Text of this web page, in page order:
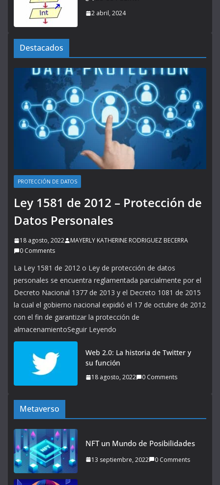
2 abril, 2024
Destacados
PROTECCIÓN DE DATOS
Ley 1581 de 2012 – Protección de
Datos Personales
18 agosto, 2022
MAYERLY KATHERINE RODRIGUEZ BECERRA
0 Comments
La Ley 1581 de 2012 o Ley de protección de datos
personales se encuentra reglamentada parcialmente por el
Decreto Nacional 1377 de 2013 y el Decreto 1081 de 2015
la cual el gobierno nacional expidió el 17 de octubre de 2012
con el fin de garantizar la protección de
almacenamientoSeguir Leyendo
Web 2.0: La historia de Twitter y
su función
18 agosto, 2022 0 Comments
Metaverso
NFT un Mundo de Posibilidades
13 septiembre, 2022 0 Comments